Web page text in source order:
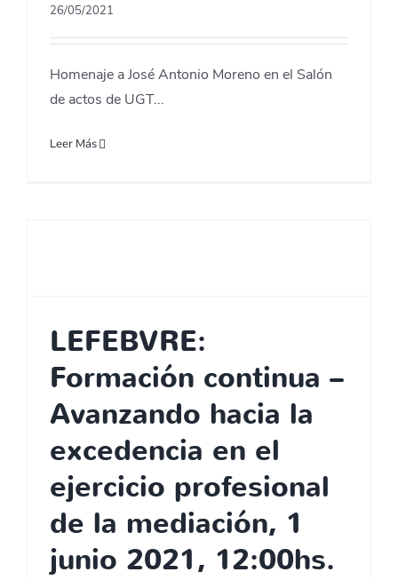
26/05/2021
Homenaje a José Antonio Moreno en el Salón
de actos de UGT...
Leer Más
LEFEBVRE:
Formación continua –
Avanzando hacia la
excedencia en el
ejercicio profesional
de la mediación, 1
junio 2021, 12:00hs.